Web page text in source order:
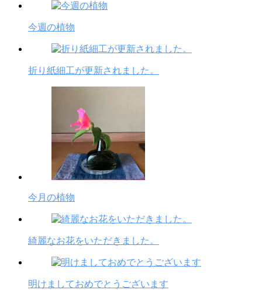
今週の植物
折り紙細工が更新されました。
今月の植物
綺麗なお花をいただきました。
明けましておめでとうございます